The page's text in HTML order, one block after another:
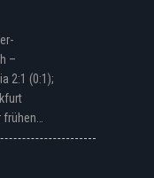
–
2:1 (0:1);